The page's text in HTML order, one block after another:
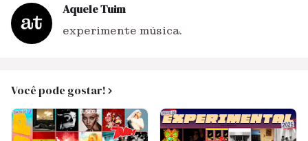
Aquele Tuim
experimente música.
Você pode gostar!